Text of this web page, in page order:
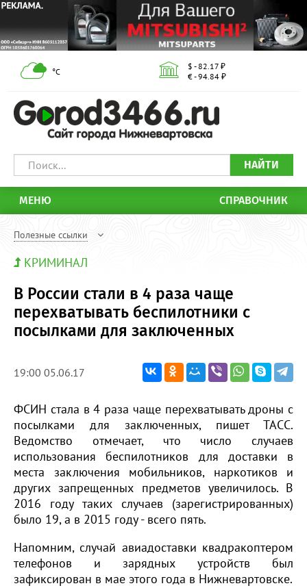
°С
$ - 82.17 ₽
€ - 94.84 ₽
НАЙТИ
МЕНЮ СПРАВОЧНИК
Полезные ссылки
КРИМИНАЛ
В России стали в 4 раза чаще
перехватывать беспилотники с
посылками для заключенных
19:00 05.06.17
ФСИН стала в 4 раза чаще перехватывать дроны с
посылками для заключенных, пишет ТАСС.
Ведомство отмечает, что число случаев
использования беспилотников для доставки в
места заключения мобильников, наркотиков и
других запрещенных предметов увеличилось. В
2016 году таких случаев (зарегистрированных)
было 19, а в 2015 году - всего пять.
Напомним, случай авиадоставки квадракоптером
телефонов и зарядных устройств был
зафиксирован в мае этого года в Нижневартовске.